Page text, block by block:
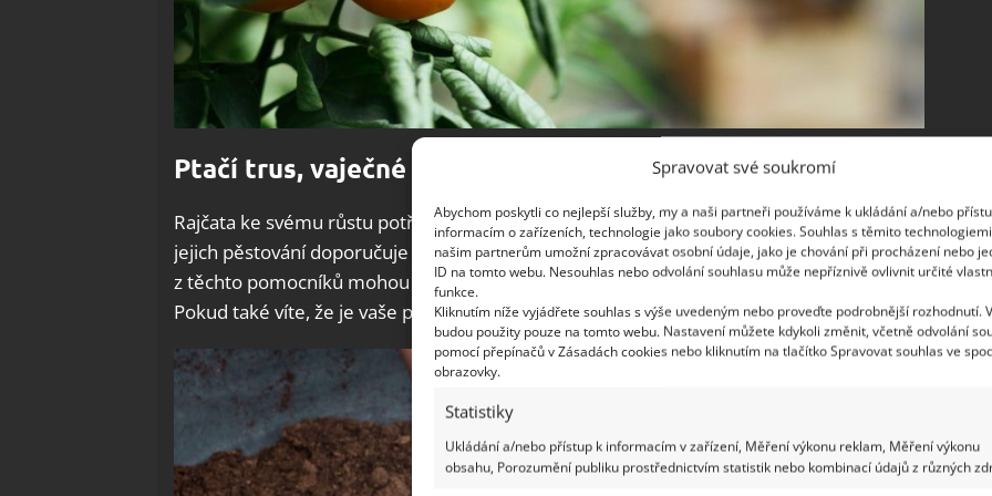
Spravovat své soukromí
Abychom poskytli co nejlepší služby, my a naši partneři používáme k ukládání a/nebo
informacím o zařízeních, technologie jako soubory cookies. Souhlas s těmito
našim partnerům umožní zpracovávat osobní údaje, jako je chování při procházení nebo
ID na tomto webu. Nesouhlas nebo odvolání souhlasu může nepříznivě ovlivnit určité
funkce.
Kliknutím níže vyjádřete souhlas s výše uvedeným nebo proveďte podrobnější rozhodnutí.
budou použity pouze na tomto webu. Nastavení můžete kdykoli změnit, včetně odvolání
pomocí přepínačů v Zásadách cookies nebo kliknutím na tlačítko Spravovat souhlas ve
obrazovky.
Statistiky
Ukládání a/nebo přístup k informacím v zařízení, Měření výkonu reklam, Měření výkonu
obsahu, Porozumění publiku prostřednictvím statistik nebo kombinací údajů z různých
Ptačí trus, vaječné skořápky, káva i ryby
Rajčata ke svému růstu potřebují poměrně velmi mnoho živin. Z tohoto důvodu se při
jejich pěstování doporučuje do půdy přidávat nejrůznější podpůrné prostředky. Jedním
z těchto pomocníků mohou být speciální hnojiva, především na bázi fosforu a draslíku.
Pokud také víte, že je vaše půda příliš kyselá, doporučuje se do ní přidat trochu vápna.